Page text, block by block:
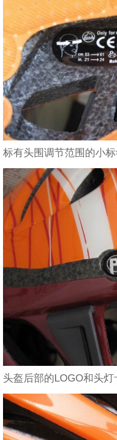
标有头围调节范围的小
头盔后部的LOGO和头灯